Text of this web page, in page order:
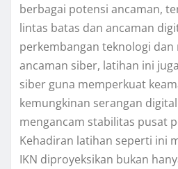
berbagai potensi ancaman,
lintas batas dan ancaman
perkembangan teknologi dan
ancaman siber, latihan ini
siber guna memperkuat
kemungkinan serangan
mengancam stabilitas pusat
Kehadiran latihan seperti ini
IKN diproyeksikan bukan